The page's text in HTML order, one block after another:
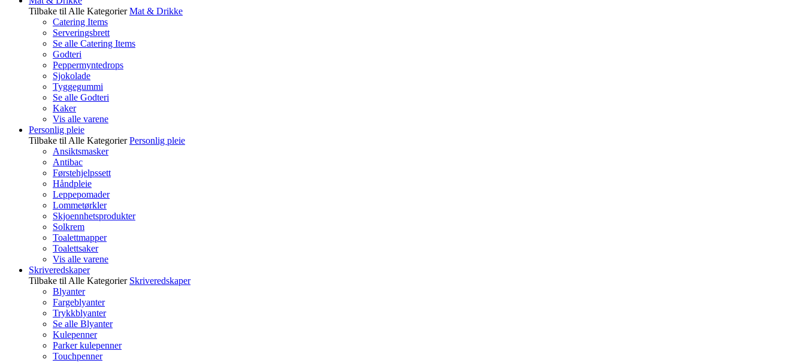
Tilbake til Alle Kategorier Mat & Drikke
Catering Items
Serveringsbrett
Se alle Catering Items
Godteri
Peppermyntedrops
Sjokolade
Tyggegummi
Se alle Godteri
Kaker
Vis alle varene
Personlig pleie
Tilbake til Alle Kategorier Personlig pleie
Ansiktsmasker
Antibac
Førstehjelpssett
Håndpleie
Leppepomader
Lommetørkler
Skjoennhetsprodukter
Solkrem
Toalettmapper
Toalettsaker
Vis alle varene
Skriveredskaper
Tilbake til Alle Kategorier Skriveredskaper
Blyanter
Fargeblyanter
Trykkblyanter
Se alle Blyanter
Kulepenner
Parker kulepenner
Touchpenner